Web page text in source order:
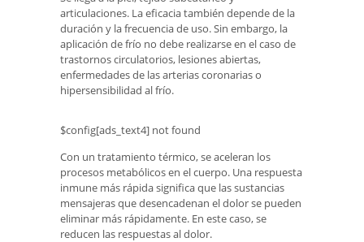
articulaciones. La eficacia también depende de la
duración y la frecuencia de uso. Sin embargo, la
aplicación de frío no debe realizarse en el caso de
trastornos circulatorios, lesiones abiertas,
enfermedades de las arterias coronarias o
hipersensibilidad al frío.
$config[ads_text4] not found
Con un tratamiento térmico, se aceleran los
procesos metabólicos en el cuerpo. Una respuesta
inmune más rápida significa que las sustancias
mensajeras que desencadenan el dolor se pueden
eliminar más rápidamente. En este caso, se
reducen las respuestas al dolor.